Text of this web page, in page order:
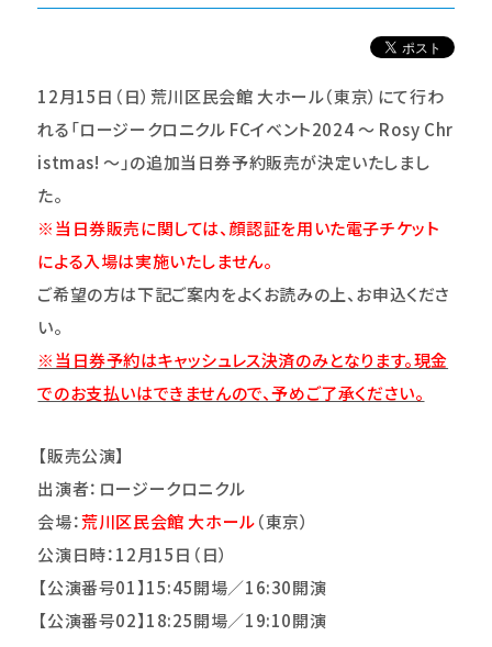
12月15日（日）荒川区民会館 大ホール（東京）にて行わ
れる「ロージークロニクル FCイベント2024 ～ Rosy Chr
istmas! ～」の追加当日券予約販売が決定いたしまし
た。
※当日券販売に関しては、顔認証を用いた電子チケット
による入場は実施いたしません。
ご希望の方は下記ご案内をよくお読みの上、お申込くださ
い。
※当日券予約はキャッシュレス決済のみとなります。現金
でのお支払いはできませんので、予めご了承ください。
【販売公演】
出演者： ロージークロニクル
会場：荒川区民会館 大ホール（東京）
公演日時：12月15日（日）
【公演番号01】15:45開場／16:30開演
【公演番号02】18:25開場／19:10開演